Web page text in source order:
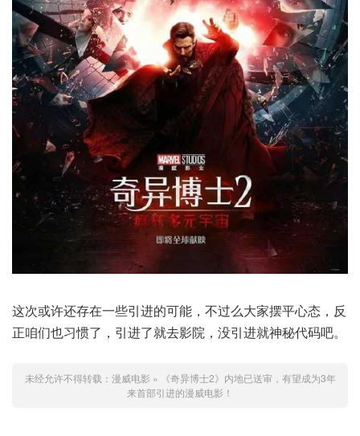
这次或许还存在一些引进的可能，不过么大家摆平心态，反
正咱们也习惯了，引进了就去影院，没引进就神秘代码吧。
未经允许不得转载： 漫威电影 »
《奇异博士2》内地已送审，有望成为3年
来首部引进的漫威电影！